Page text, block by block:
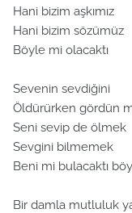
Hani bizim aşkımız
Hani bizim sözümüz
Böyle mi olacaktı
Sevenin sevdiğini
Öldürürken gördün
Seni sevip de ölmek
Sevgini bilmemek
Beni mi bulacaktı
Bir damla mutluluk